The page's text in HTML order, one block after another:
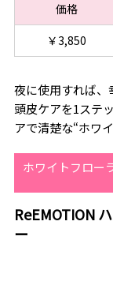
価格
￥3,850
夜に使用すれば
頭皮ケアを1ステ
アで清楚な“ホワ
ホワイトフロー
ReEMOTION
ー